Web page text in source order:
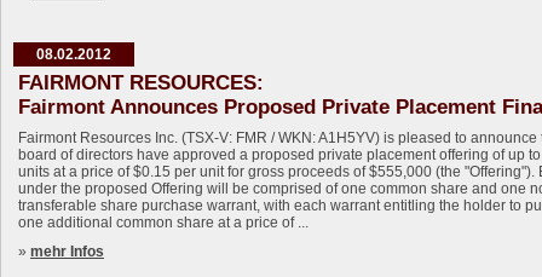
08.02.2012
FAIRMONT RESOURCES:
Fairmont Announces Proposed Private Placement
Fairmont Resources Inc. (TSX-V: FMR / WKN: A1H5YV) is pleased to announce
board of directors have approved a proposed private placement offering of up
units at a price of $0.15 per unit for gross proceeds of $555,000 (the "Offering").
under the proposed Offering will be comprised of one common share and one
transferable share purchase warrant, with each warrant entitling the holder to
one additional common share at a price of ...
» mehr Infos